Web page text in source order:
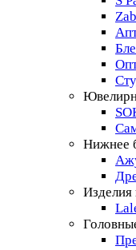
Нижнее
Изделия